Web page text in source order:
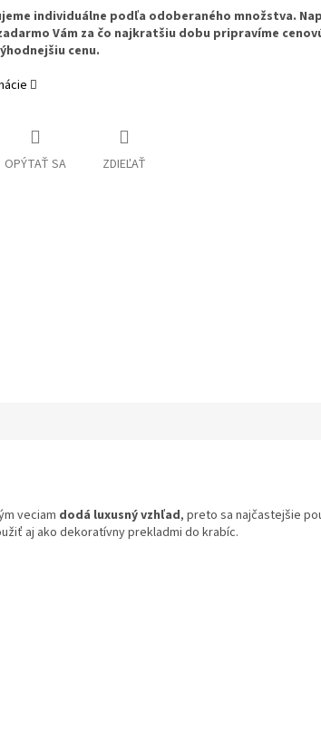
individuálne podľa odoberaného množstva.
Vám za čo najkratšiu dobu pripravíme
cenu.
OPÝTAŤ SA ZDIEĽAŤ
veciam dodá luxusný vzhľad, preto sa najčastejšie
aj ako dekoratívny prekladmi do krabíc.